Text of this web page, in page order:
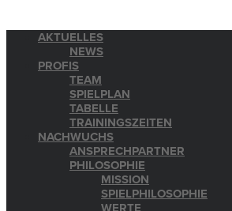
AKTUELLES
NEWS
PROFIS
TEAM
SPIELPLAN
TABELLE
TRAININGSZEITEN
NACHWUCHS
ANSPRECHPARTNER
PHILOSOPHIE
MISSION
SPIELPHILOSOPHIE
WERTE